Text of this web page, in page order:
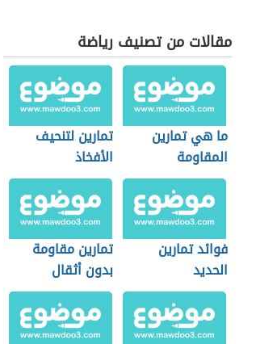
مقالات من تصنيف رياضة
ما هي تمارين
المقاومة
تمارين لتنحيف
الأفخاذ
فوائد تمارين
الحديد
تمارين مقاومة
بدون أثقال